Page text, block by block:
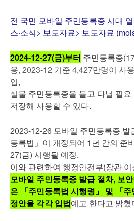
전 국민 모바일 주민등록증 시대
스·소식> 보도자료> 보도자료
2024-12-27(금)부터 주민등록증
용, 2023-12 기준 4,427만명이 사
입,
실물 주민등록증을 들고 다닐 필
저장해 사용할 수 있다.
2023-12-26 모바일 주민등록증 발
등록법」이 개정되어 1년 간의 준
27(금) 시행될 예정.
이와 관련하여 행정안전부(장관
모바일 주민등록증 발급 절차, 보
은 「주민등록법 시행령」 및 「
정안을 각각 입법예고 한다고 밝혔